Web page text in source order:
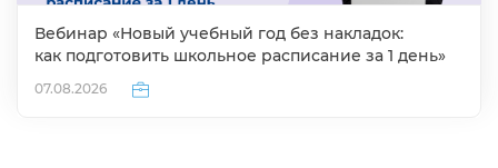
ебинар «Новый учебный год без накладок:
как подготовить школьное расписание за 1 день»
07.08.2026